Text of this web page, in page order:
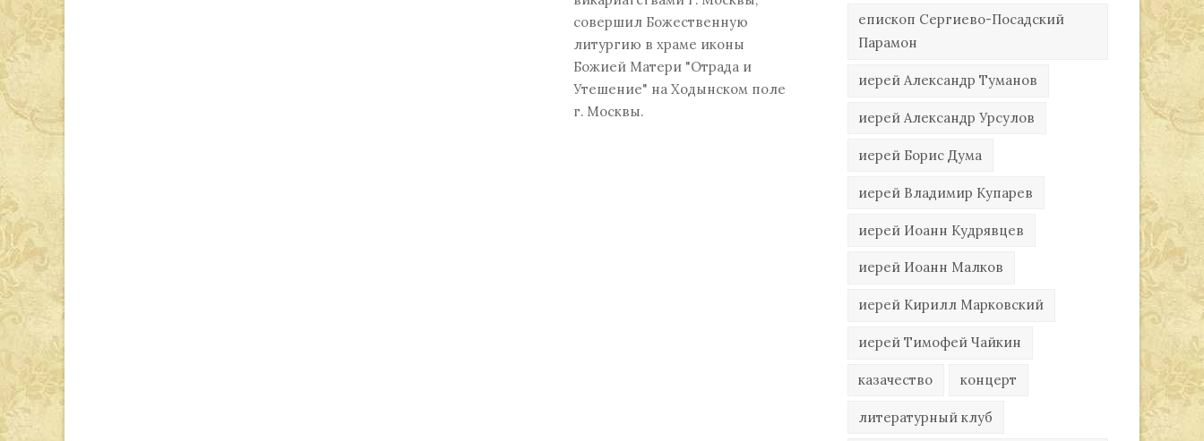
совершил Божественную
литургию в храме иконы
Божией Матери "Отрада и
Утешение" на Ходынском поле
г. Москвы.
епископ Сергиево-Посадский
Парамон
иерей Александр Туманов
иерей Александр Урсулов
иерей Борис Дума
иерей Владимир Купарев
иерей Иоанн Кудрявцев
иерей Иоанн Малков
иерей Кирилл Марковский
иерей Тимофей Чайкин
казачество концерт
литературный клуб